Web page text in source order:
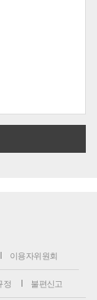
이용자위원회
정 불편신고